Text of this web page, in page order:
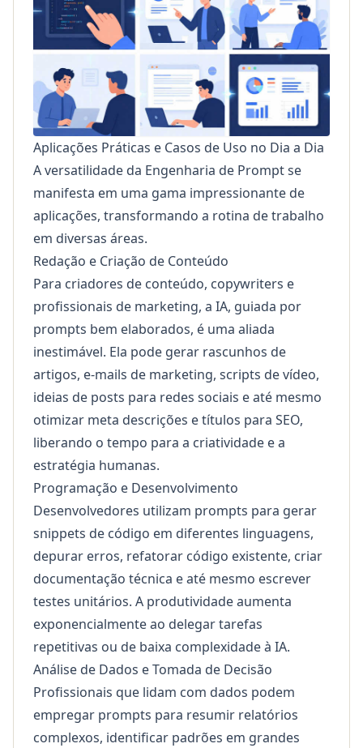
Aplicações Práticas e Casos de Uso no Dia a Dia
A versatilidade da Engenharia de Prompt se
manifesta em uma gama impressionante de
aplicações, transformando a rotina de trabalho
em diversas áreas.
Redação e Criação de Conteúdo
Para criadores de conteúdo, copywriters e
profissionais de marketing, a IA, guiada por
prompts bem elaborados, é uma aliada
inestimável. Ela pode gerar rascunhos de
artigos, e-mails de marketing, scripts de vídeo,
ideias de posts para redes sociais e até mesmo
otimizar meta descrições e títulos para SEO,
liberando o tempo para a criatividade e a
estratégia humanas.
Programação e Desenvolvimento
Desenvolvedores utilizam prompts para gerar
snippets de código em diferentes linguagens,
depurar erros, refatorar código existente, criar
documentação técnica e até mesmo escrever
testes unitários. A produtividade aumenta
exponencialmente ao delegar tarefas
repetitivas ou de baixa complexidade à IA.
Análise de Dados e Tomada de Decisão
Profissionais que lidam com dados podem
empregar prompts para resumir relatórios
complexos, identificar padrões em grandes